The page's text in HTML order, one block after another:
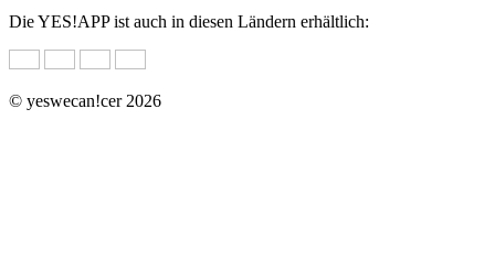
Die YES!APP ist auch in diesen Ländern erhältlich:
© yeswecan!cer 2026